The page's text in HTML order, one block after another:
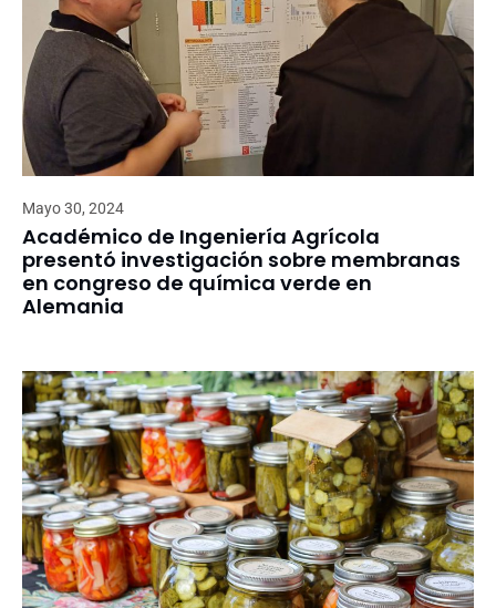
Mayo 30, 2024
Académico de Ingeniería Agrícola
presentó investigación sobre membranas
en congreso de química verde en
Alemania